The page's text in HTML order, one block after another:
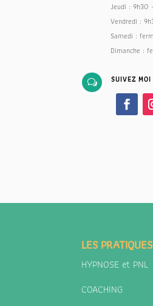
Jeudi : 9h30
Vendredi :
Samedi :
Dimanche :
w SUIVEZ MOI
LES PRATIQUES
HYPNOSE et PNL
COACHING